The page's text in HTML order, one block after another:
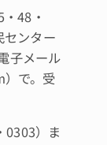
48・
ンター
子メール
で。受
0303）ま